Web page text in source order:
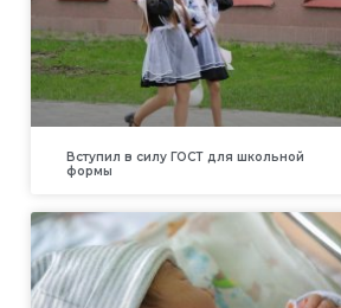
Вступил в силу ГОСТ для школьной
формы